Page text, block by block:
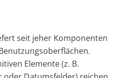
seit jeher Komponenten
Elemente (z. B.